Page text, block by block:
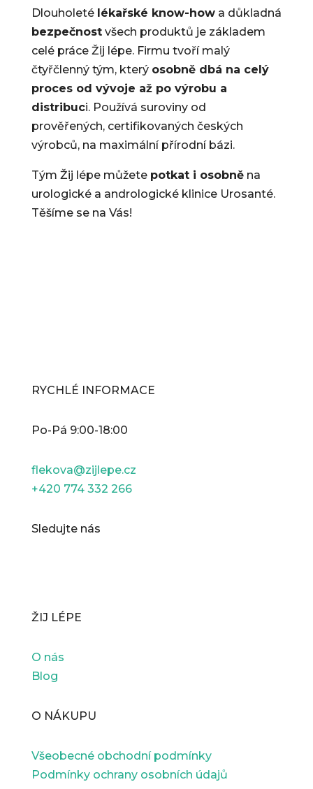
Dlouholeté lékařské know-howa důkladná
bezpečnostvšech produktů je základem
celé práce Žij lépe. Firmu tvoří malý
čtyřčlenný tým, který osobně dbá na celý
proces od vývoje až po výrobu a
distribuci. Používá suroviny od
prověřených, certifikovaných českých
výrobců, na maximální přírodní bázi.
Tým Žij lépe můžete potkat i osobněna
urologické a andrologické klinice Urosanté.
Těšíme se na Vás!
RYCHLÉ INFORMACE
Po-Pá 9:00-18:00
flekova@zijlepe.cz
+420 774 332 266
Sledujte nás
ŽIJ LÉPE
O nás
Blog
O NÁKUPU
Všeobecné obchodní podmínky
Podmínky ochrany osobních údajů